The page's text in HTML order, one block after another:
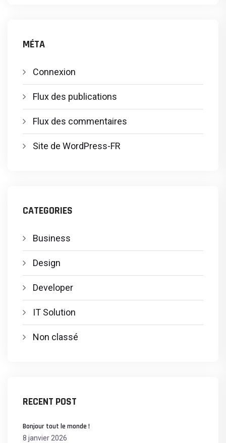
MÉTA
Connexion
Flux des publications
Flux des commentaires
Site de WordPress-FR
CATEGORIES
Business
Design
Developer
IT Solution
Non classé
RECENT POST
Bonjour tout le monde !
8 janvier 2026